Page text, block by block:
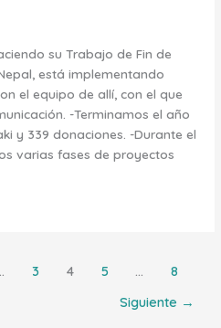
su Trabajo de Fin de
está implementando
el equipo de allí, con el que
-Terminamos el año
y 339 donaciones. -Durante el
varias fases de proyectos
3 4 5 …
8
Siguiente →